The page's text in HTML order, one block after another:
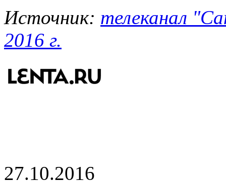
Источник: телеканал
2016 г.
27.10.2016